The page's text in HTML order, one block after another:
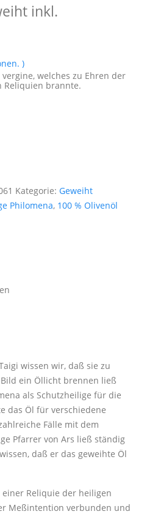
inkl.
)
welches zu Ehren der
Reliquien brannte.
Kategorie: Geweiht
Philomena, 100 % Olivenöl
wissen wir, daß sie zu
ein Öllicht brennen ließ
als Schutzheilige für die
das Öl für verschiedene
Fälle mit dem
Pfarrer von Ars ließ ständig
daß er das geweihte Öl
Reliquie der heiligen
Meßintention verbunden und